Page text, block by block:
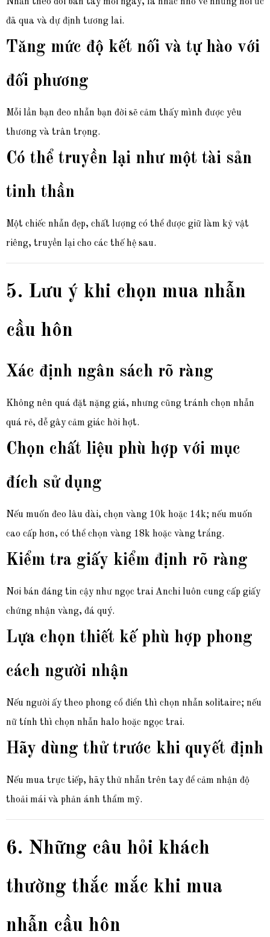
đã qua và dự định tương lai.
Tăng mức độ kết nối và tự hào với
đối phương
Mỗi lần bạn đeo nhẫn bạn đời sẽ cảm thấy mình được yêu
thương và trân trọng.
Có thể truyền lại như một tài sản
tinh thần
Một chiếc nhẫn đẹp, chất lượng có thể được giữ làm kỷ vật
riêng, truyền lại cho các thế hệ sau.
5. Lưu ý khi chọn mua nhẫn
cầu hôn
Xác định ngân sách rõ ràng
Không nên quá đặt nặng giá, nhưng cũng tránh chọn nhẫn
quá rẻ, dễ gây cảm giác hời hợt.
Chọn chất liệu phù hợp với mục
đích sử dụng
Nếu muốn đeo lâu dài, chọn vàng 10k hoặc 14k; nếu muốn
cao cấp hơn, có thể chọn vàng 18k hoặc vàng trắng.
Kiểm tra giấy kiểm định rõ ràng
Nơi bán đáng tin cậy như ngọc trai Anchi luôn cung cấp giấy
chứng nhận vàng, đá quý.
Lựa chọn thiết kế phù hợp phong
cách người nhận
Nếu người ấy theo phong cổ điển thì chọn nhẫn solitaire; nếu
nữ tính thì chọn nhẫn halo hoặc ngọc trai.
Hãy dùng thử trước khi quyết định
Nếu mua trực tiếp, hãy thử nhẫn trên tay để cảm nhận độ
thoải mái và phản ánh thẩm mỹ.
6. Những câu hỏi khách
thường thắc mắc khi mua
nhẫn cầu hôn